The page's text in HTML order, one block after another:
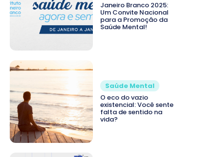
Janeiro Branco 2025:
Um Convite Nacional
para a Promoção da
Saúde Mental!
Saúde Mental
O eco do vazio
existencial: Você sente
falta de sentido na
vida?